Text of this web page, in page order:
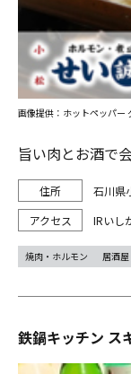
旨い肉とお酒で
石川県
IRいし
画像提供：ホットペッパー
焼肉・ホルモン 居酒屋
鉄鍋キッチン ス